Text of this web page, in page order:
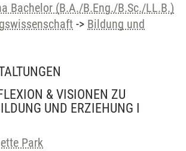
Bachelor (B.A./B.Eng./B.Sc./LL.B.)
-> Bildung und
& VISIONEN ZU
UND ERZIEHUNG I
Park